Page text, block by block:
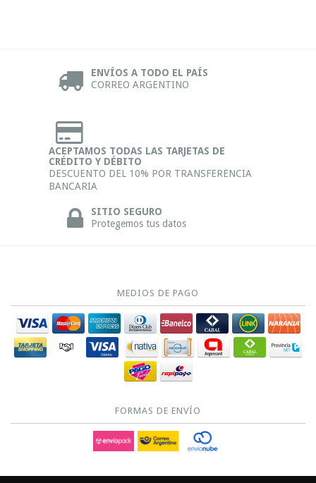
ENVÍOS A TODO EL PAÍS
CORREO ARGENTINO
ACEPTAMOS TODAS LAS TARJETAS DE
CRÉDITO Y DÉBITO
DESCUENTO DEL 10% POR TRANSFERENCIA
BANCARIA
SITIO SEGURO
Protegemos tus datos
MEDIOS DE PAGO
FORMAS DE ENVÍO